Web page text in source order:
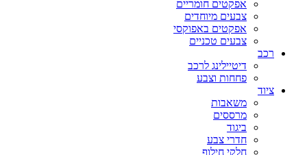
אפקטים חומריים
צבעים מיוחדים
אפקטים באפוקסי
צבעים טכניים
רכב
דיטיילינג לרכב
פחחות וצבע
ציוד
משאבות
מרססים
ביגוד
חדרי צבע
חלקי חילוף